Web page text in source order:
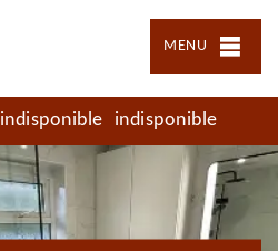
MENU
indisponible indisponible